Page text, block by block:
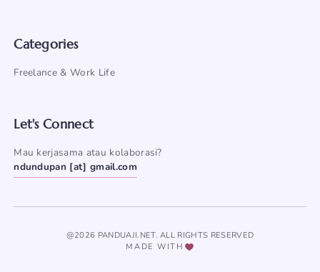
Categories
Freelance & Work Life
Let's Connect
Mau kerjasama atau kolaborasi?
ndundupan [at] gmail.com
@2026 PANDUAJI.NET. ALL RIGHTS RESERVED
MADE WITH